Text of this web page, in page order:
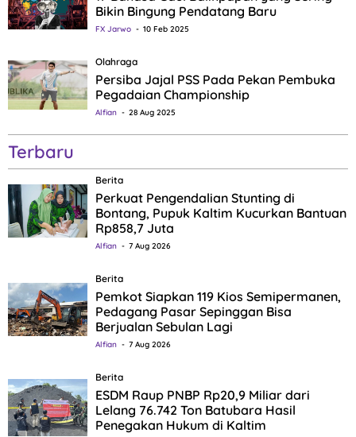
Bikin Bingung Pendatang Baru
FX Jarwo 10 Feb 2025
Olahraga
Persiba Jajal PSS Pada Pekan Pembuka
Pegadaian Championship
Alfian 28 Aug 2025
Terbaru
Berita
Perkuat Pengendalian Stunting di
Bontang, Pupuk Kaltim Kucurkan Bantuan
Rp858,7 Juta
Alfian 7 Aug 2026
Berita
Pemkot Siapkan 119 Kios Semipermanen,
Pedagang Pasar Sepinggan Bisa
Berjualan Sebulan Lagi
Alfian 7 Aug 2026
Berita
ESDM Raup PNBP Rp20,9 Miliar dari
Lelang 76.742 Ton Batubara Hasil
Penegakan Hukum di Kaltim